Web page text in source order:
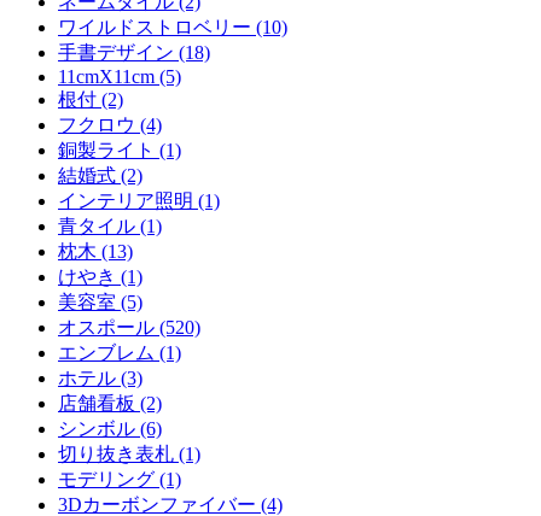
ワイルドストロベリー (10)
手書デザイン (18)
11cmX11cm (5)
根付 (2)
フクロウ (4)
銅製ライト (1)
結婚式 (2)
インテリア照明 (1)
青タイル (1)
枕木 (13)
けやき (1)
美容室 (5)
オスポール (520)
エンブレム (1)
ホテル (3)
店舗看板 (2)
シンボル (6)
切り抜き表札 (1)
モデリング (1)
3Dカーボンファイバー (4)